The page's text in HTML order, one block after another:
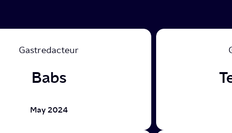
Gastredacteur
Babs
May 2024